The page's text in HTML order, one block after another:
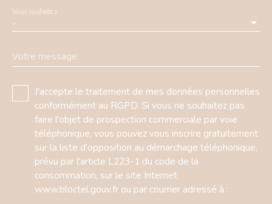
-
Vous souhaitez
Votre message
J'accepte le traitement de mes données personnelles
conformément au RGPD. Si vous ne souhaitez pas
faire l'objet de prospection commerciale par voie
téléphonique, vous pouvez vous inscrire gratuitement
sur la liste d'opposition au démarchage téléphonique,
prévu par l'article L223-1 du code de la
consommation, sur le site Internet
www.bloctel.gouv.fr ou par courrier adressé à :